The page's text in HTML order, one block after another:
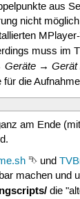
aus
nicht
muss im
Geräte → Gerät
die
am Ende
⮷ und
machen und
die